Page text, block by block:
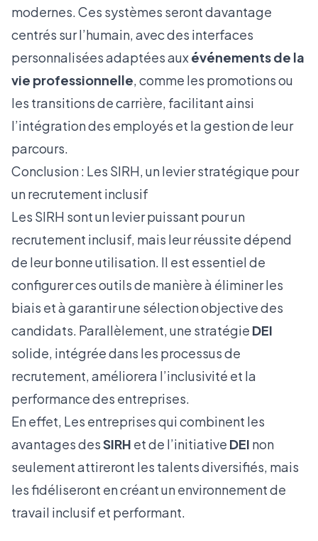
modernes. Ces systèmes seront davantage
centrés sur l’humain, avec des interfaces
personnalisées adaptées auxévénements de la
vie professionnelle, comme les promotions ou
les transitions de carrière, facilitant ainsi
l’intégration des employés et la gestion de leur
parcours.
Conclusion : Les SIRH, un levier stratégique pour
un recrutement inclusif
Les SIRH sont un levier puissant pour un
recrutement inclusif, mais leur réussite dépend
de leur bonne utilisation. Il est essentiel de
configurer ces outils de manière à éliminer les
biais et à garantir une sélection objective des
candidats. Parallèlement, une stratégie DEI
solide, intégrée dans les processus de
recrutement, améliorera l’inclusivité et la
performance des entreprises.
En effet, Les entreprises qui combinent les
avantages desSIRH et de l’initiative DEI non
seulement attireront les talents diversifiés, mais
les fidéliseront en créant un environnement de
travail inclusif et performant.